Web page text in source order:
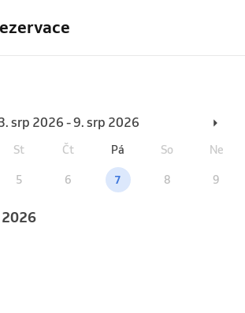
srp 2026 - 9. srp 2026
St Čt Pá So Ne
5 6 7 8 9
2026